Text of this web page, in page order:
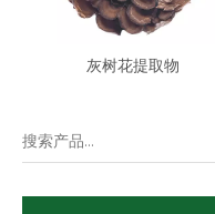
灰树花提取物